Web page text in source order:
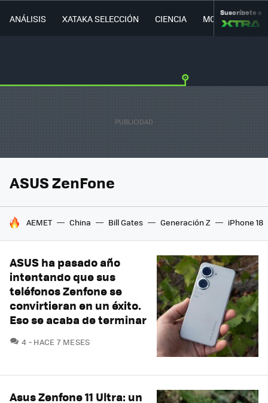
ANÁLISIS XATAKA SELECCIÓN CIENCIA MOVILIDAD
Suscríbete a
ASUS ZenFone
HOY SE HABLA DE
AEMET China Bill Gates Generación Z iPhone 18
ASUS ha pasado año
intentando que sus
teléfonos Zenfone se
convirtieran en un éxito.
Eso se acaba de terminar
4 COMENTARIOS
HACE 7 MESES
Asus Zenfone 11 Ultra: un